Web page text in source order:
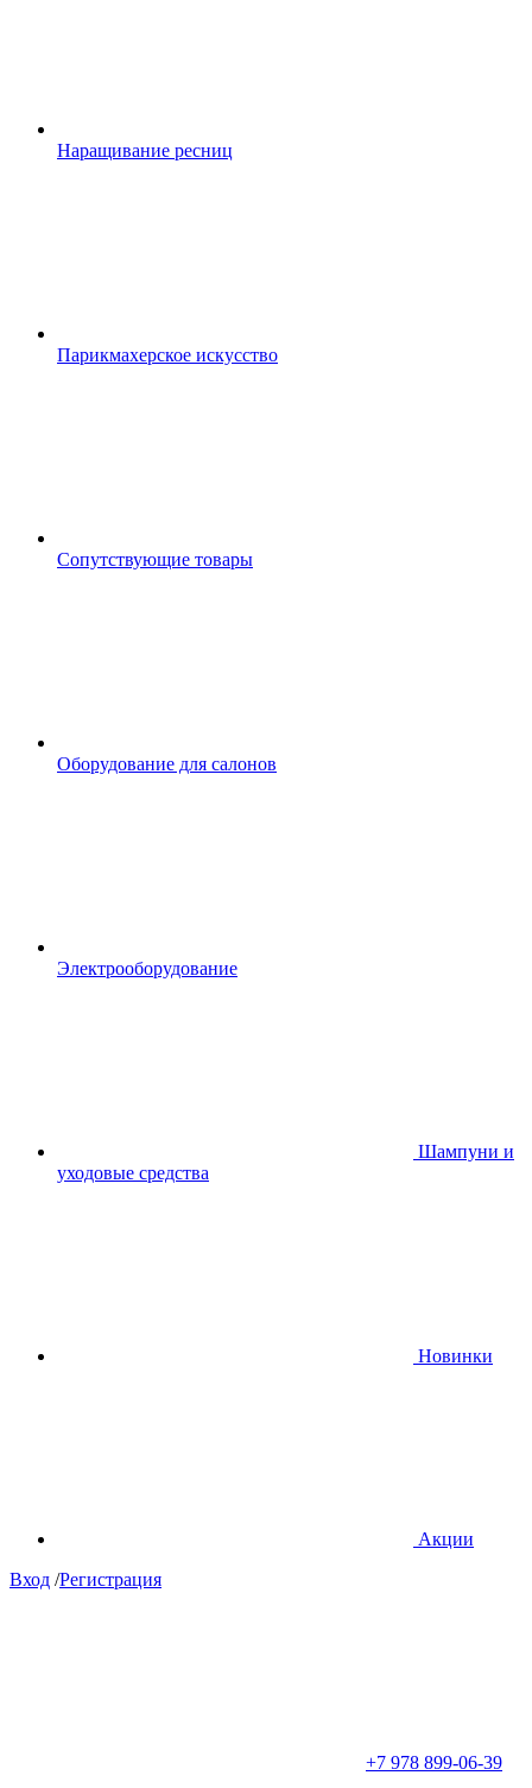
Наращивание ресниц
Парикмахерское искусство
Сопутствующие товары
Оборудование для салонов
Электрооборудование
Шампуни и
уходовые средства
Новинки
Акции
Вход /Регистрация
+7 978 899-06-39